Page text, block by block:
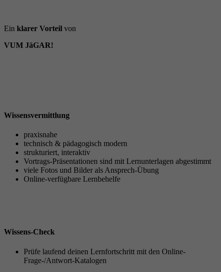
Ein klarer Vorteil von
VUM JäGAR!
Wissensvermittlung
praxisnahe
technisch & pädagogisch modern
strukturiert, interaktiv
Vortrags-Präsentationen sind mit Lernunterlagen abgestimmt
viele Fotos und Bilder als Ansprech-Übung
Online-verfügbare Lernbehelfe
Wissens-Check
Prüfe laufend deinen Lernfortschritt mit den Online-
Frage-/Antwort-Katalogen